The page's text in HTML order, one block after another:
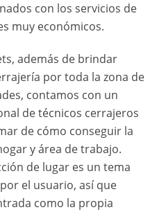
con los servicios de
muy económicos.
además de brindar
por toda la zona de
contamos con un
de técnicos cerrajeros
de cómo conseguir la
y área de trabajo.
de lugar es un tema
el usuario, así que
como la propia